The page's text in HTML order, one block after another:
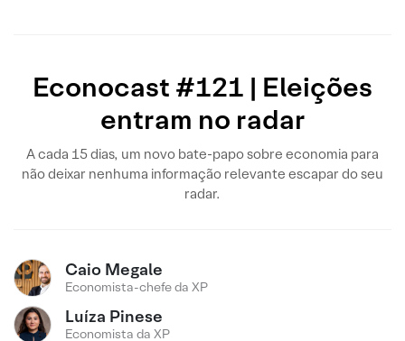
Econocast #121 | Eleições
entram no radar
A cada 15 dias, um novo bate-papo sobre economia para
não deixar nenhuma informação relevante escapar do seu
radar.
Caio Megale
Economista-chefe da XP
Luíza Pinese
Economista da XP